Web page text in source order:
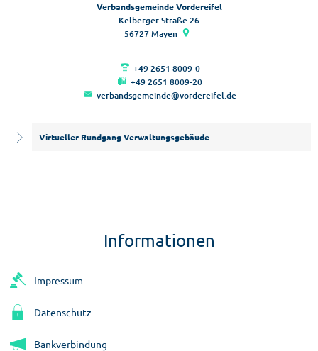
Verbandsgemeinde Vordereifel
Kelberger Straße 26
56727 Mayen
+49 2651 8009-0
+49 2651 8009-20
verbandsgemeinde@vordereifel.de
Virtueller Rundgang Verwaltungsgebäude
Informationen
Impressum
Datenschutz
Bankverbindung